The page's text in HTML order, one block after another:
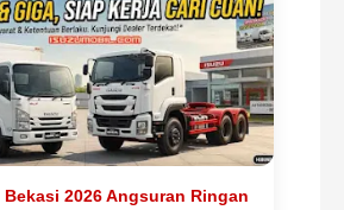
Bekasi 2026 Angsuran Ringan